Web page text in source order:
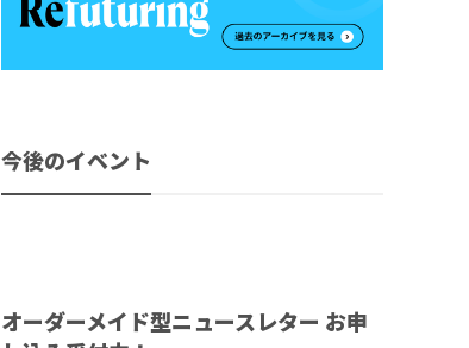
今後のイベント
オーダーメイド型ニュースレター お申